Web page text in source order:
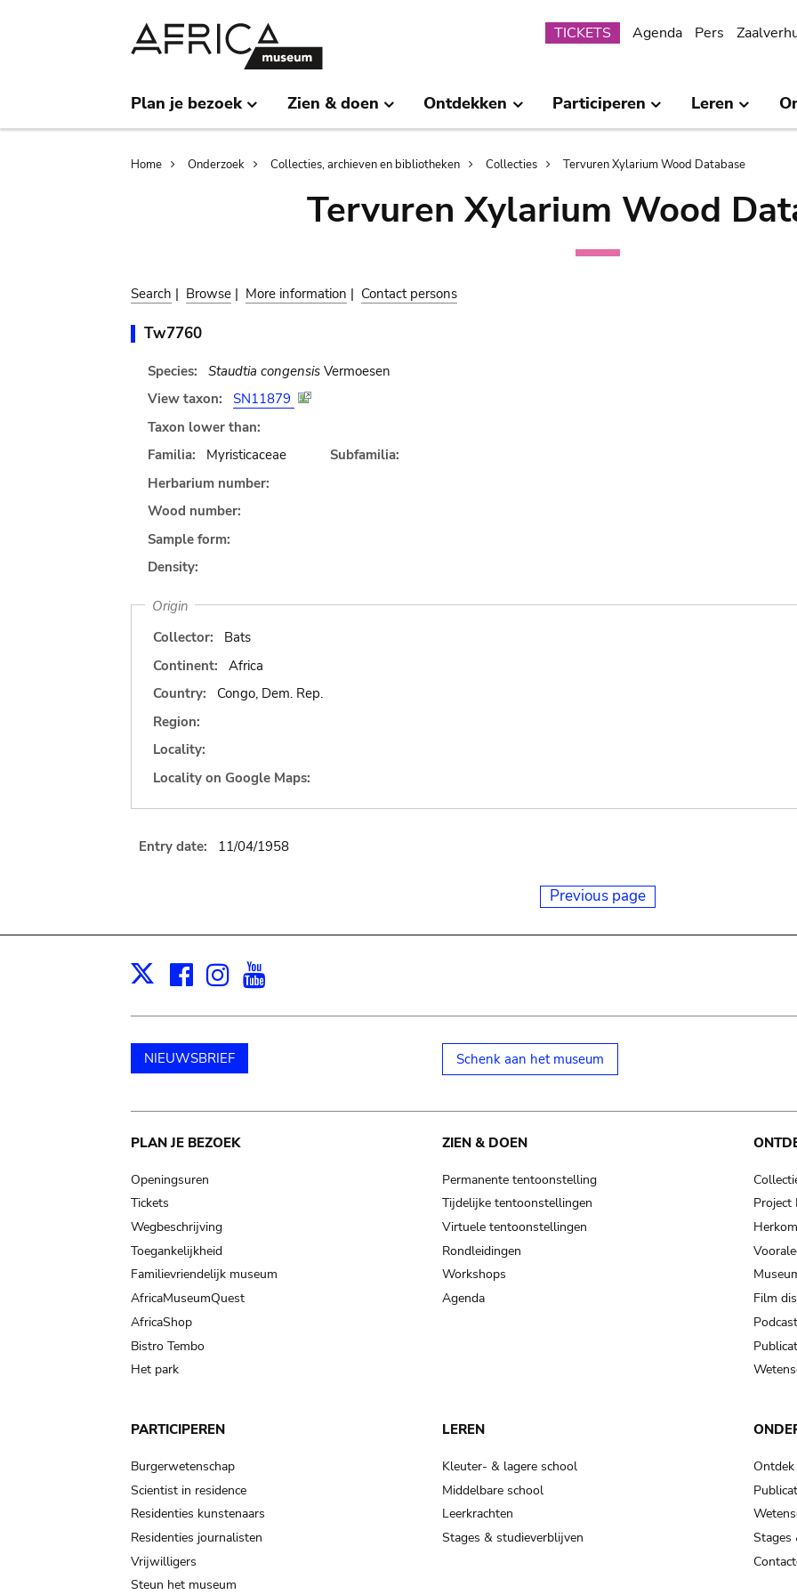
Submenu
TICKETS Agenda Pers
Plan je bezoek Zien & doen Ontdekken Participeren Leren
Breadcrumb
Home Onderzoek Collecties, archieven en bibliotheken Collecties Tervuren Xylarium Wood Database
Tervuren Xylarium Wood
Search | Browse | More information | Contact persons
Tw7760
Species: Staudtia congensisVermoesen
View taxon:
SN11879
Taxon lower than:
Familia:
Myristicaceae
Subfamilia:
Herbarium number:
Wood number:
Sample form:
Density:
Origin
Collector:
Bats
Continent:
Africa
Country:
Congo, Dem. Rep.
Region:
Locality:
Locality on Google Maps:
Entry date: 11/04/1958
Previous page
X Facebook
Instagram
NIEUWSBRIEF Schenk aan het museum
Main
navigation
PLAN JE BEZOEK
Openingsuren
Tickets
Wegbeschrijving
Toegankelijkheid
Familievriendelijk museum
AfricaMuseumQuest
AfricaShop
Bistro Tembo
Het park
ZIEN & DOEN
Permanente tentoonstelling
Tijdelijke tentoonstellingen
Virtuele tentoonstellingen
Rondleidingen
Workshops
Agenda
Project
Film
PARTICIPEREN
Burgerwetenschap
Scientist in residence
Residenties kunstenaars
Residenties journalisten
Vrijwilligers
Steun het museum
LEREN
Kleuter- & lagere school
Middelbare school
Leerkrachten
Stages & studieverblijven
Stages